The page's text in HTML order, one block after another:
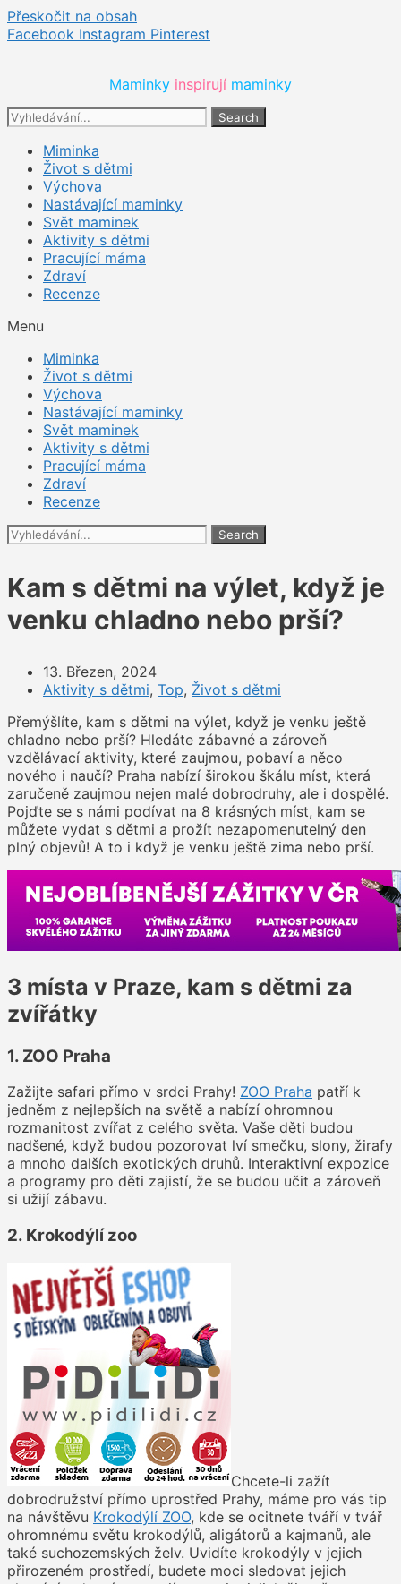
Přeskočit na obsah
Facebook Instagram Pinterest
Maminky inspirují maminky
Search
Miminka
Život s dětmi
Výchova
Nastávající maminky
Svět maminek
Aktivity s dětmi
Pracující máma
Zdraví
Recenze
Menu
Miminka
Život s dětmi
Výchova
Nastávající maminky
Svět maminek
Aktivity s dětmi
Pracující máma
Zdraví
Recenze
Search
Kam s dětmi na výlet, když je
venku chladno nebo prší?
13. Březen, 2024
Aktivity s dětmi, Top, Život s dětmi
Přemýšlíte, kam s dětmi na výlet, když je venku ještě
chladno nebo prší? Hledáte zábavné a zároveň
vzdělávací aktivity, které zaujmou, pobaví a něco
nového i naučí? Praha nabízí širokou škálu míst, která
zaručeně zaujmou nejen malé dobrodruhy, ale i dospělé.
Pojďte se s námi podívat na 8 krásných míst, kam se
můžete vydat s dětmi a prožít nezapomenutelný den
plný objevů! A to i když je venku ještě zima nebo prší.
3 místa v Praze, kam s dětmi za
zvířátky
1. ZOO Praha
Zažijte safari přímo v srdci Prahy! ZOO Praha patří k
jedněm z nejlepších na světě a nabízí ohromnou
rozmanitost zvířat z celého světa. Vaše děti budou
nadšené, když budou pozorovat lví smečku, slony, žirafy
a mnoho dalších exotických druhů. Interaktivní expozice
a programy pro děti zajistí, že se budou učit a zároveň
si užijí zábavu.
2. Krokodýlí zoo
Chcete-li zažít
dobrodružství přímo uprostřed Prahy, máme pro vás tip
na návštěvu Krokodýlí ZOO, kde se ocitnete tváří v tvář
ohromnému světu krokodýlů, aligátorů a kajmanů, ale
také suchozemských želv. Uvidíte krokodýly v jejich
přirozeném prostředí, budete moci sledovat jejich